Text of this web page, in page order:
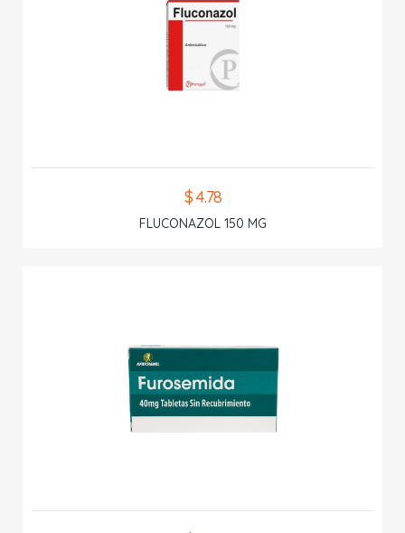
$ 4.78
FLUCONAZOL 150 MG